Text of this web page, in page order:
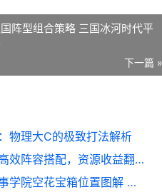
阵型组合策略 三国冰河时代平
下一篇 »
物理大C的极致打法解析
崩铁星琼速刷指南：高效阵容搭配，资源收益翻倍！
战双帕弥什法奥斯军事学院空花宝箱位置图解 战双帕弥a